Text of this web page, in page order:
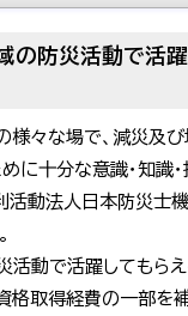
の防災活動で活
様々な場で、減災及
に十分な意識・知識
活動法人日本防災士
活動で活躍してもら
格取得経費の一部を